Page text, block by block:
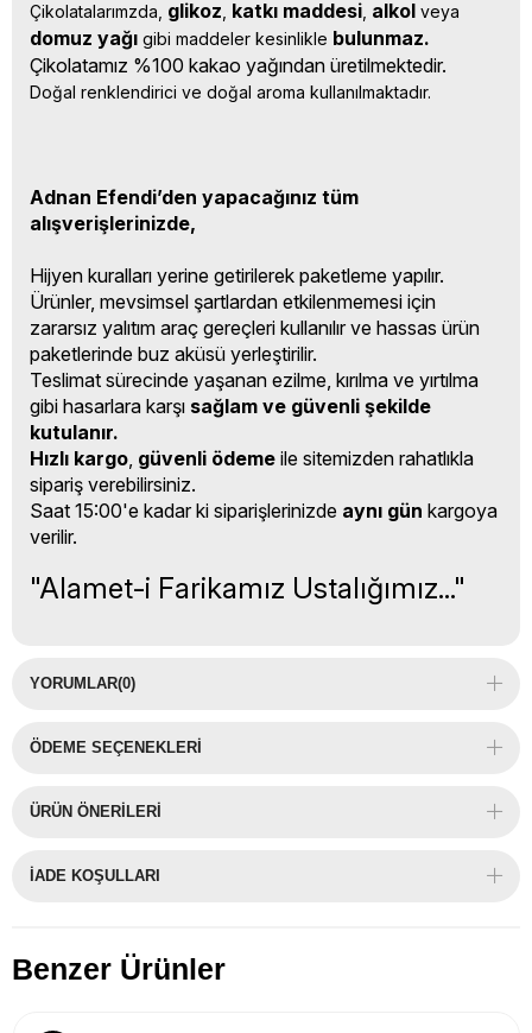
Çikolatalarımzda, glikoz katkı maddesi alkol
domuz yağı gibi maddeler kesinlikle bulunmaz.
Çikolatamız %100 kakao yağından üretilmektedir.
Doğal renklendirici ve doğal aroma kullanılmaktadır.
Adnan Efendi’den yapacağınız tüm
alışverişlerinizde,
Hijyen kuralları yerine getirilerek paketleme yapılır.
Ürünler, mevsimsel şartlardan etkilenmemesi için
zararsız yalıtım araç gereçleri kullanılır ve hassas ürün
paketlerinde buz aküsü yerleştirilir.
Teslimat sürecinde yaşanan ezilme, kırılma ve yırtılma
gibi hasarlara karşı sağlam ve güvenli şekilde
kutulanır.
Hızlı kargo, güvenli ödeme ile sitemizden rahatlıkla
sipariş verebilirsiniz.
Saat 15:00'e kadar ki siparişlerinizde aynı gün kargoya
verilir.
"Alamet-i Farikamız Ustalığımız..."
YORUMLAR(0)
ÖDEME SEÇENEKLERI
ÜRÜN ÖNERILERI
İADE KOŞULLARI
Benzer Ürünler